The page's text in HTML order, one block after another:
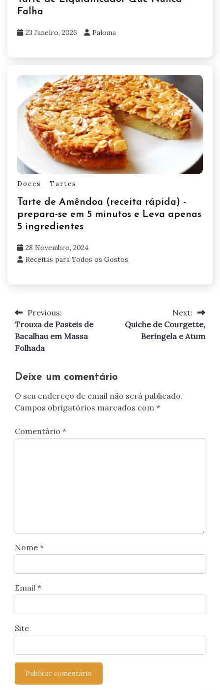
Falha
23 Janeiro, 2026 Paloma
Doces Tartes
Tarte de Amêndoa (receita rápida) -
prepara-se em 5 minutos e Leva apenas
5 ingredientes
28 Novembro, 2024
Receitas para Todos os Gostos
Navegação
de
artigos
Previous:
Trouxa de Pasteis de
Bacalhau em Massa
Folhada
Next:
Quiche de Courgette,
Beringela e Atum
Deixe um comentário
O seu endereço de email não será publicado.
Campos obrigatórios marcados com *
Comentário *
Nome *
Email *
Site